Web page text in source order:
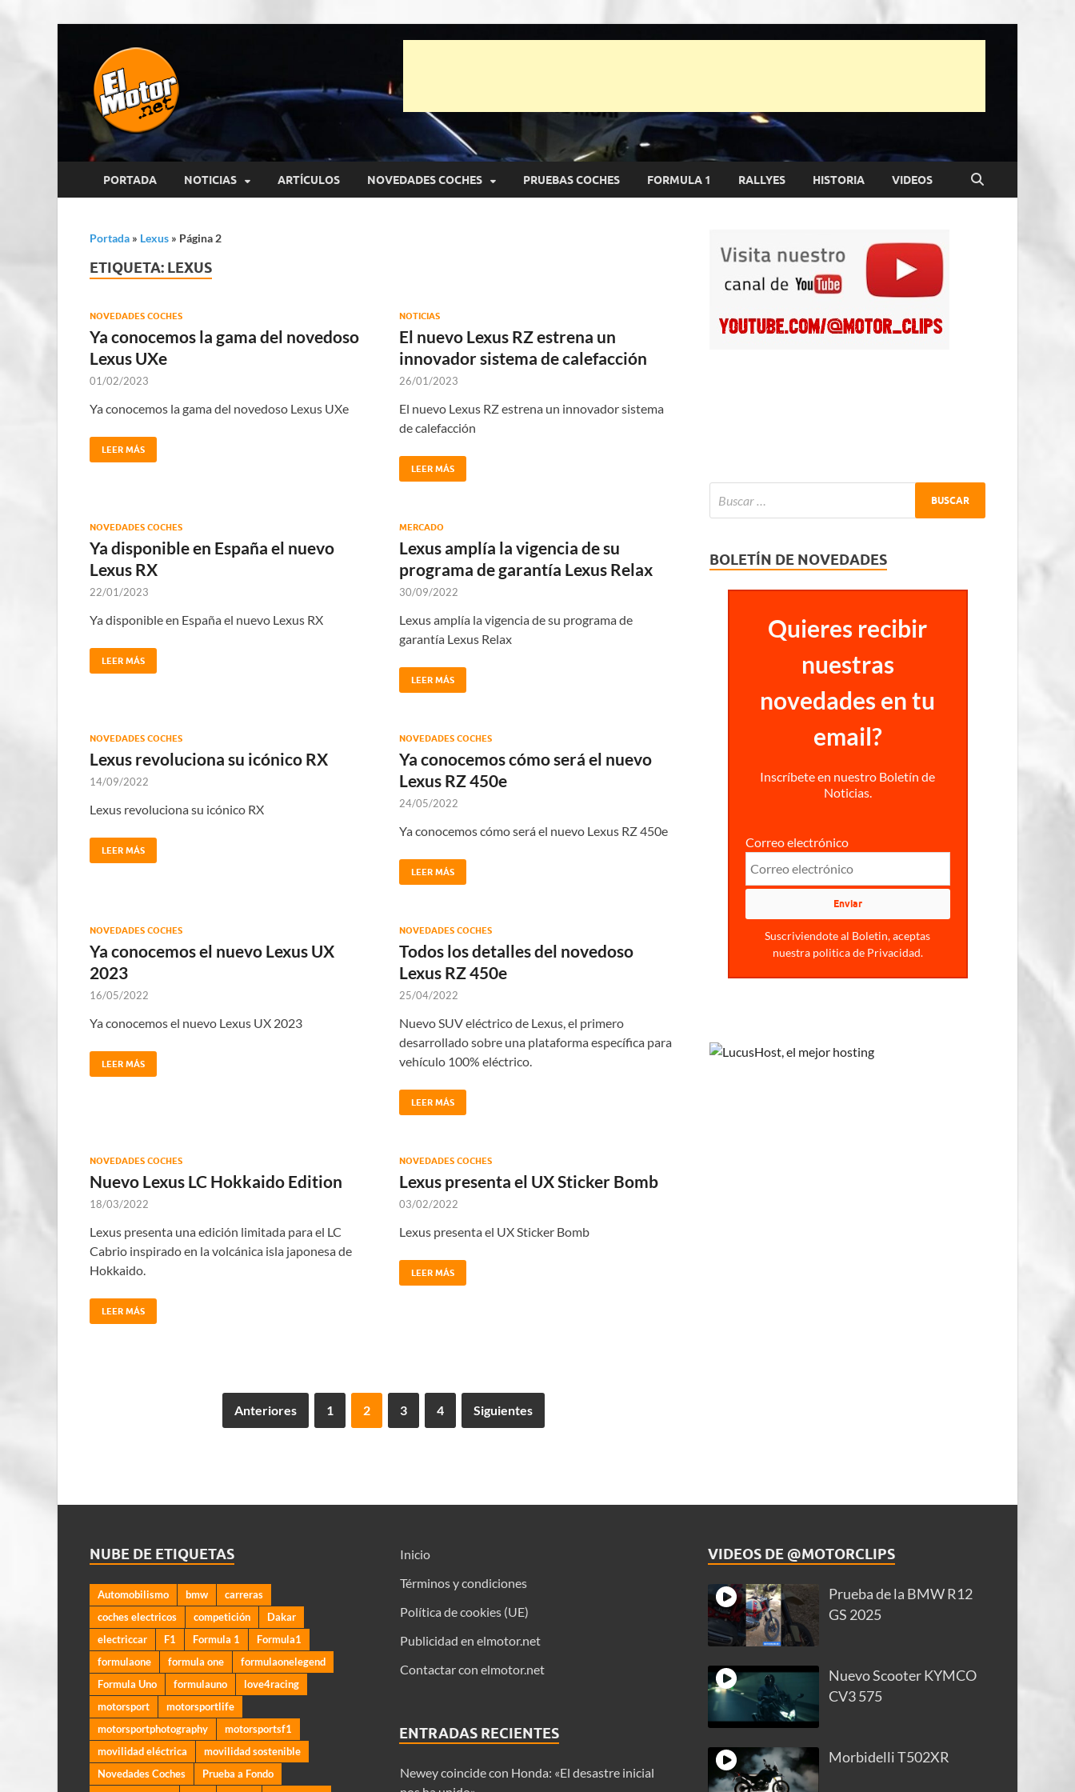
El Motor punto Net
PORTADA NOTICIAS ARTÍCULOS NOVEDADES COCHES PRUEBAS COCHES FORMULA 1 RALLYES HISTORIA VIDEOS
Portada » Lexus » Página 2
ETIQUETA: LEXUS
NOVEDADES COCHES
Ya conocemos la gama del novedoso
Lexus UXe
01/02/2023
Ya conocemos la gama del novedoso Lexus UXe
LEER MÁS
NOTICIAS
El nuevo Lexus RZ estrena un
innovador sistema de calefacción
26/01/2023
El nuevo Lexus RZ estrena un innovador sistema
de calefacción
LEER MÁS
NOVEDADES COCHES
Ya disponible en España el nuevo
Lexus RX
22/01/2023
Ya disponible en España el nuevo Lexus RX
LEER MÁS
MERCADO
Lexus amplía la vigencia de su
programa de garantía Lexus Relax
30/09/2022
Lexus amplía la vigencia de su programa de
garantía Lexus Relax
LEER MÁS
NOVEDADES COCHES
Lexus revoluciona su icónico RX
14/09/2022
Lexus revoluciona su icónico RX
LEER MÁS
NOVEDADES COCHES
Ya conocemos cómo será el nuevo
Lexus RZ 450e
24/05/2022
Ya conocemos cómo será el nuevo Lexus RZ 450e
LEER MÁS
NOVEDADES COCHES
Ya conocemos el nuevo Lexus UX
2023
16/05/2022
Ya conocemos el nuevo Lexus UX 2023
LEER MÁS
NOVEDADES COCHES
Todos los detalles del novedoso
Lexus RZ 450e
25/04/2022
Nuevo SUV eléctrico de Lexus, el primero
desarrollado sobre una plataforma específica para
vehículo 100% eléctrico.
LEER MÁS
NOVEDADES COCHES
Nuevo Lexus LC Hokkaido Edition
18/03/2022
Lexus presenta una edición limitada para el LC
Cabrio inspirado en la volcánica isla japonesa de
Hokkaido.
LEER MÁS
NOVEDADES COCHES
Lexus presenta el UX Sticker Bomb
03/02/2022
Lexus presenta el UX Sticker Bomb
LEER MÁS
Anteriores 1 2 3 4 Siguientes
BOLETÍN DE NOVEDADES
Quieres recibir
nuestras
novedades en tu
email?
Inscríbete en nuestro Boletín de
Noticias.
Correo electrónico
Suscriviendote al Boletin, aceptas
nuestra politica de Privacidad.
NUBE DE ETIQUETAS
Automobilismo bmw
carreras
coches electricos
competición
Dakar
electriccar
F1 Formula 1
Formula1
formulaone
formula one
formulaonelegend
Formula Uno
formulauno
love4racing
motorsport
motorsportlife
motorsportphotography
motorsportsf1
movilidad eléctrica
movilidad sostenible
Novedades Coches
Prueba a Fondo
Inicio
Términos y condiciones
Política de cookies (UE)
Publicidad en elmotor.net
Contactar con elmotor.net
ENTRADAS RECIENTES
Newey coincide con Honda: «El desastre inicial
VIDEOS DE @MOTORCLIPS
Prueba de la BMW R12
GS 2025
Nuevo Scooter KYMCO
CV3 575
Morbidelli T502XR